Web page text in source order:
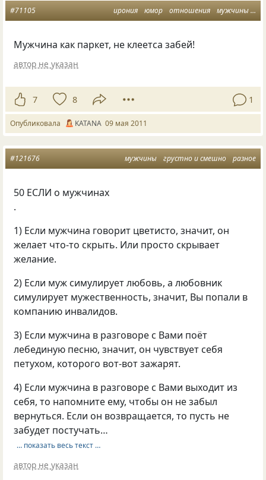
ирония юмор отношения мужчины
#71105
Мужчина как паркет, не клеетса забей!
автор не указан
7 8 1
Опубликовала KATANA 09 мая 2011
мужчины грустно и смешно разное
#121676
50 ЕСЛИ о мужчинах
.
1) Если мужчина говорит цветисто, значит, он
желает что-то скрыть. Или просто скрывает
желание.
2) Если муж симулирует любовь, а любовник
симулирует мужественность, значит, Вы попали в
компанию инвалидов.
3) Если мужчина в разговоре с Вами поёт
лебединую песню, значит, он чувствует себя
петухом, которого вот-вот зажарят.
4) Если мужчина в разговоре с Вами выходит из
себя, то напомните ему, чтобы он не забыл
вернуться. Если он возвращается, то пусть не
забудет постучать…
… показать весь текст …
автор не указан